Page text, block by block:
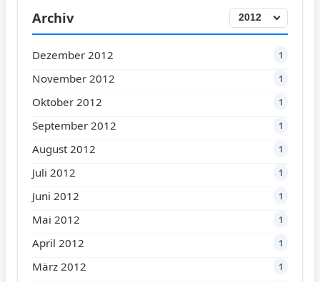
Archiv
Dezember 2012 1
November 2012 1
Oktober 2012 1
September 2012 1
August 2012 1
Juli 2012 1
Juni 2012 1
Mai 2012 1
April 2012 1
März 2012 1